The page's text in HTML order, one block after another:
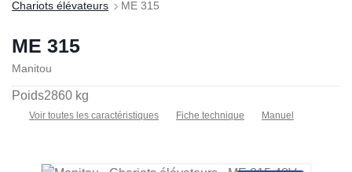
Chariots élévateurs ME 315
ME 315
Manitou
Poids2860 kg
Voir toutes les caractéristiques Fiche technique Manuel